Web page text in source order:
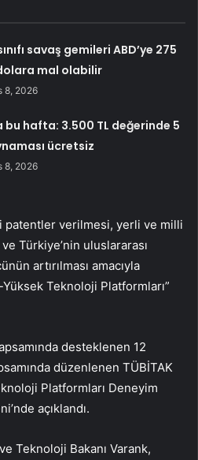
savaş gemileri ABD’ye 275
mal olabilir
8, 2026
bu hafta: 3.500 TL değerinde 5
ücretsiz
8, 2026
patentler verilmesi, yerli ve milli
Türkiye’nin uluslararası
artırılması amacıyla
Teknoloji Platformları”
desteklenen 12
düzenlenen TÜBİTAK
Platformları Deneyim
açıklandı.
Teknoloji Bakanı Varank,